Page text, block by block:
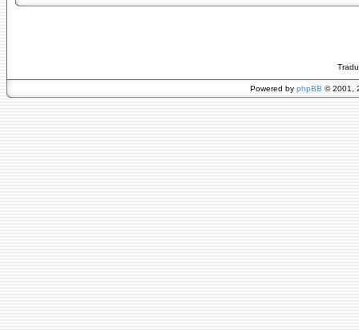
Powered by phpBB © 2001,